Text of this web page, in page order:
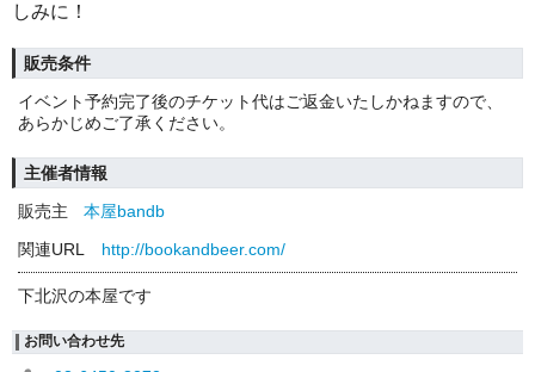
しみに！
販売条件
イベント予約完了後のチケット代はご返金いたしかねますので、
あらかじめご了承ください。
主催者情報
販売主
本屋bandb
関連URL
http://bookandbeer.com/
下北沢の本屋です
お問い合わせ先